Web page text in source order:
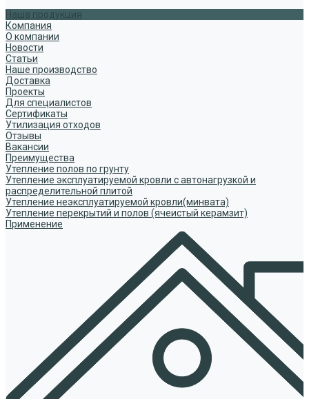
Наша продукция
Компания
О компании
Новости
Статьи
Наше производство
Доставка
Проекты
Для специалистов
Сертификаты
Утилизация отходов
Отзывы
Вакансии
Преимущества
Утепление полов по грунту
Утепление эксплуатируемой кровли с автонагрузкой и
распределительной плитой
Утепление неэксплуатируемой кровли(минвата)
Утепление перекрытий и полов (ячеистый керамзит)
Применение